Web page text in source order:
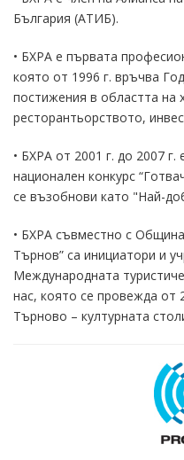
България (АТИБ).
• БХРА е първата
която от 1996 г. връчва
постижения в областта
ресторантьорството,
• БХРА от 2001 г. до 2007
национален конкурс
се възобнови като "Най-
• БХРА съвместно с
Търнов” са инициатори и
Международната
нас, която се провежда от
Търново – културната